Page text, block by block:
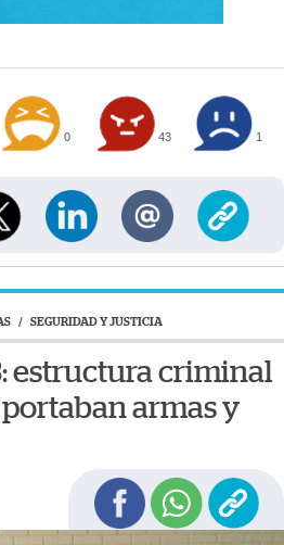
0 43 1
/ SEGURIDAD Y JUSTICIA
estructura criminal
armas y